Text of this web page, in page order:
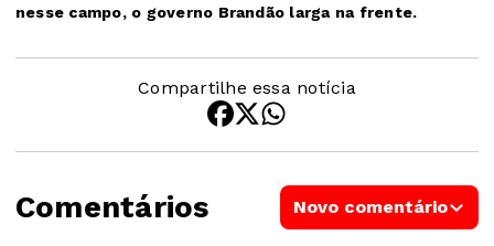
nesse campo, o governo Brandão larga na frente.
Compartilhe essa notícia
Comentários Novo comentário